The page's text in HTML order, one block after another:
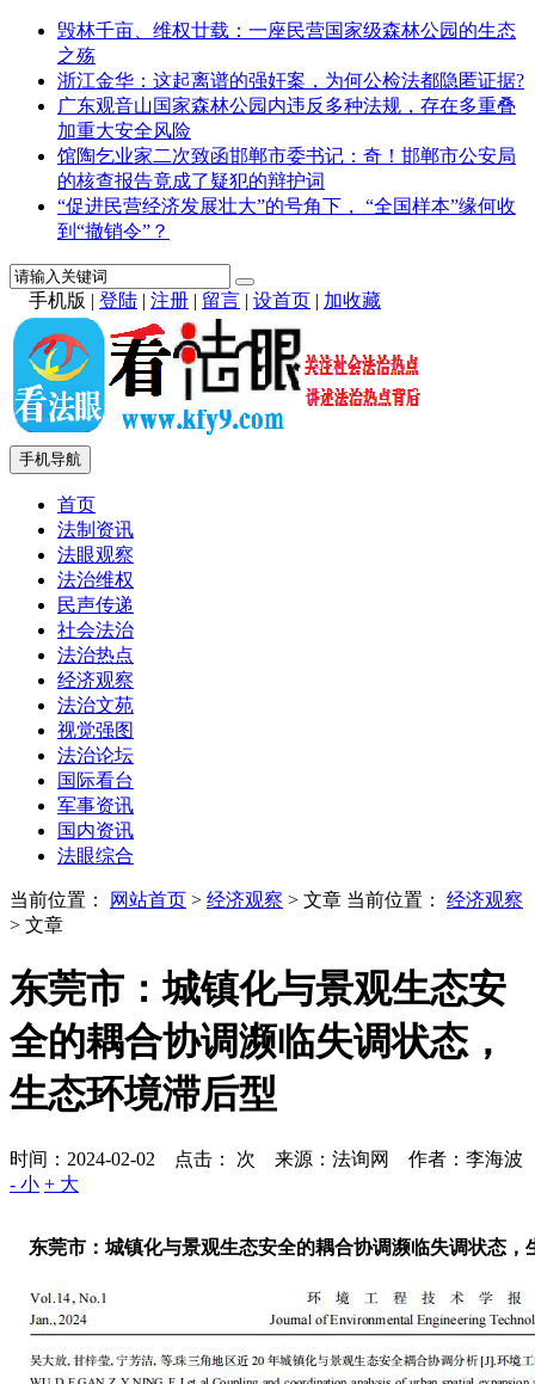
毁林千亩、维权廿载：一座民营国家级森林公园的生态
之殇
浙江金华：这起离谱的强奸案，为何公检法都隐匿证据?
广东观音山国家森林公园内违反多种法规，存在多重叠
加重大安全风险
馆陶乞业家二次致函邯郸市委书记：奇！邯郸市公安局
的核查报告竟成了疑犯的辩护词
“促进民营经济发展壮大”的号角下， “全国样本”缘何收
到“撤销令”？
手机版 | 登陆 | 注册 | 留言 | 设首页 | 加收藏
手机导航
首页
法制资讯
法眼观察
法治维权
民声传递
社会法治
法治热点
经济观察
法治文苑
视觉强图
法治论坛
国际看台
军事资讯
国内资讯
法眼综合
当前位置： 网站首页 > 经济观察 > 文章 当前位置： 经济观察
> 文章
东莞市：城镇化与景观生态安
全的耦合协调濒临失调状态，
生态环境滞后型
时间：2024-02-02 点击： 次 来源：法询网 作者：李海波
- 小 + 大
东莞市：城镇化与景观生态安全的耦合协调濒临失调状态，